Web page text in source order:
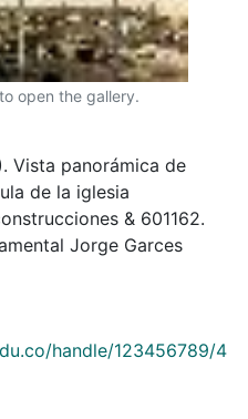
open the gallery.
Vista panorámica de
de la iglesia
& 601162.
Jorge Garces
handle/123456789/4